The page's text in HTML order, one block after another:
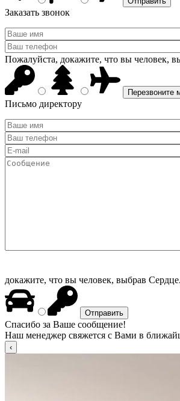
Заказать звонок
Пожалуйста, докажите, что вы человек,
Письмо директору
докажите, что вы человек, выбрав Сердце.
Спасибо за Ваше сообщение!
Наш менеджер свяжется с Вами в